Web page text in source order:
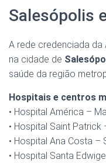
Salesópolis
A rede credenciada da
na cidade de
saúde da região
Hospitais e centros
• Hospital América –
• Hospital Saint Patrick
• Hospital Ana Costa –
• Hospital Santa